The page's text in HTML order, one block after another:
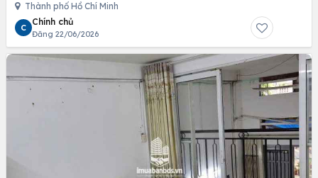
Thành phố Hồ Chí Minh
C
Chính chủ
Đăng 22/06/2026